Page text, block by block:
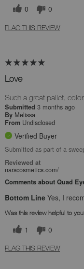
0 0
FLAG THIS REVIEW
Love
Such a great pallet,
Submitted 3 months ago
By Melissa
From Undisclosed
Verified Buyer
Submitted as part of a
Reviewed at
narscosmetics.com/
Comments about Quad
Bottom Line Yes, I
Was this review helpful to
1 0
FLAG THIS REVIEW